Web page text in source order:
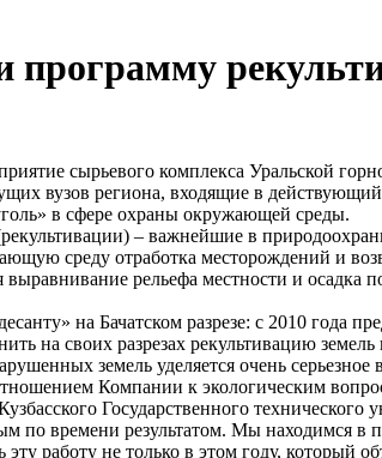
программу
сырьевого комплекса Уральской
вузов региона, входящие в
в сфере охраны окружающей среды.
– важнейшие в
среду отработка месторождений и
рельефа местности и
на Бачатском разрезе: с 2010 года
на своих разрезах рекультивацию
земель уделяется очень серьезное
Компании к экологическим
Государственного технического
времени результатом. Мы находимся в
работу не только в этом году,